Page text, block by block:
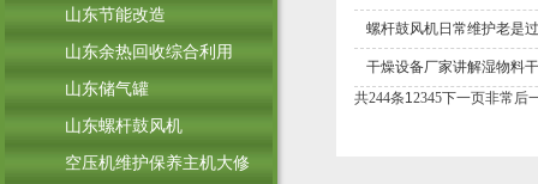
山东节能改造
山东余热回收综合利用
山东储气罐
山东螺杆鼓风机
空压机维护保养主机大修
螺杆鼓风机日常维护老是
干燥设备厂家讲解湿物料
共244条12345下一页非常后